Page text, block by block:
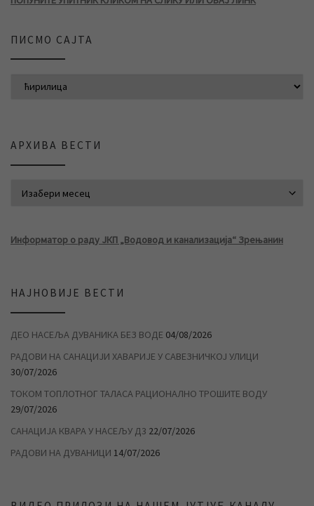
ПИСМО САЈТА
АРХИВА ВЕСТИ
Информатор о раду ЈКП „Водовод и канализација“ Зрењанин
НАЈНОВИЈЕ ВЕСТИ
ДЕО НАСЕЉА ДУВАНИКА БЕЗ ВОДЕ 04/08/2026
РАДОВИ НА САНАЦИЈИ ХАВАРИЈЕ У САВЕЗНИЧКОЈ УЛИЦИ
30/07/2026
ТОКОМ ТОПЛОТНОГ ТАЛАСА РАЦИОНАЛНО ТРОШИТЕ ВОДУ
29/07/2026
САНАЦИЈА КВАРА У НАСЕЉУ Д3 22/07/2026
РАДОВИ НА ДУВАНИЦИ 14/07/2026